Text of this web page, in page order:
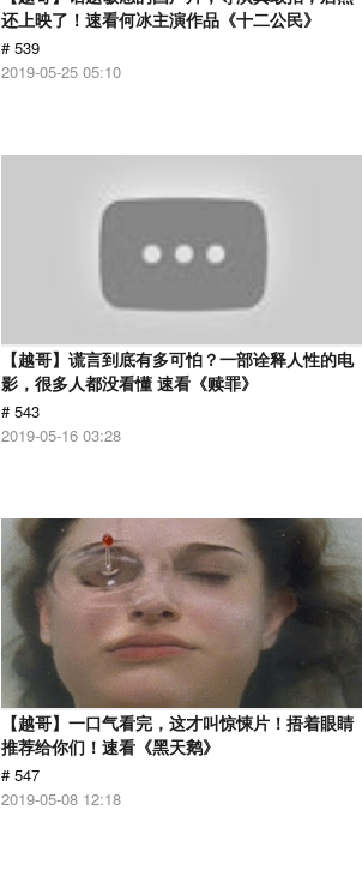
还上映了！速看何冰主演作品《十二公民》
# 539
2019-05-25 05:10
【越哥】谎言到底有多可怕？一部诠释人性的电
影，很多人都没看懂 速看《赎罪》
# 543
2019-05-16 03:28
【越哥】一口气看完，这才叫惊悚片！捂着眼睛
推荐给你们！速看《黑天鹅》
# 547
2019-05-08 12:18